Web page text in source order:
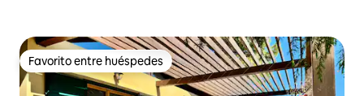
Favorito entre huéspedes
Favorito entre huéspedes